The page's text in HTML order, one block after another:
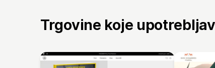
Trgovine koje